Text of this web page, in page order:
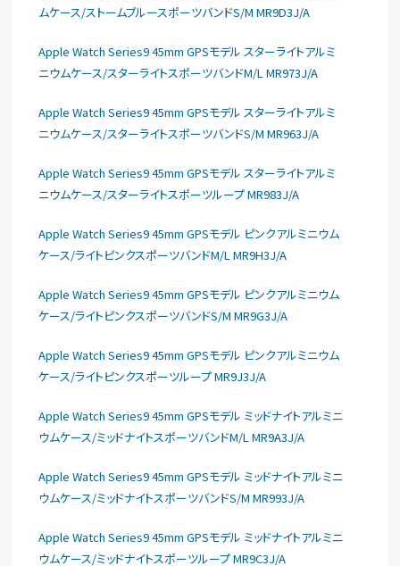
ムケース/ストームブルースポーツバンドS/M MR9D3J/A
Apple Watch Series9 45mm GPSモデル スターライトアルミ
ニウムケース/スターライトスポーツバンドM/L MR973J/A
Apple Watch Series9 45mm GPSモデル スターライトアルミ
ニウムケース/スターライトスポーツバンドS/M MR963J/A
Apple Watch Series9 45mm GPSモデル スターライトアルミ
ニウムケース/スターライトスポーツループ MR983J/A
Apple Watch Series9 45mm GPSモデル ピンクアルミニウム
ケース/ライトピンクスポーツバンドM/L MR9H3J/A
Apple Watch Series9 45mm GPSモデル ピンクアルミニウム
ケース/ライトピンクスポーツバンドS/M MR9G3J/A
Apple Watch Series9 45mm GPSモデル ピンクアルミニウム
ケース/ライトピンクスポーツループ MR9J3J/A
Apple Watch Series9 45mm GPSモデル ミッドナイトアルミニ
ウムケース/ミッドナイトスポーツバンドM/L MR9A3J/A
Apple Watch Series9 45mm GPSモデル ミッドナイトアルミニ
ウムケース/ミッドナイトスポーツバンドS/M MR993J/A
Apple Watch Series9 45mm GPSモデル ミッドナイトアルミニ
ウムケース/ミッドナイトスポーツループ MR9C3J/A